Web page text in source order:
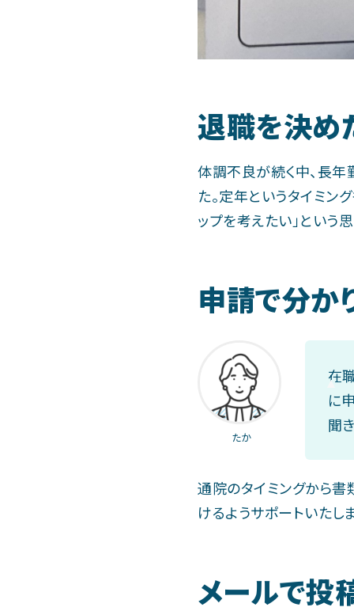
退職を決め
体調不良が続く中、長
た。定年というタイミン
ップを考えたい」という
申請で分か
たか
在
に
聞
通院のタイミングから書
けるようサポートいたし
メールで投